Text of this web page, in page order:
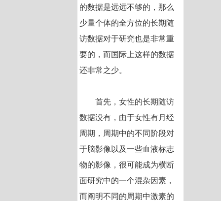
的数据是远远不够的，那么
少量个体的全方位的长期随
访数据对于研究也是非常重
要的，而国际上这样的数据
还非常之少。
首先，女性的长期随访
数据没有，由于女性有月经
周期，周期中的不同阶段对
于脑影像以及一些血液标志
物的影像，很可能成为横断
面研究中的一个混杂因素，
而阐明不同的周期中激素的